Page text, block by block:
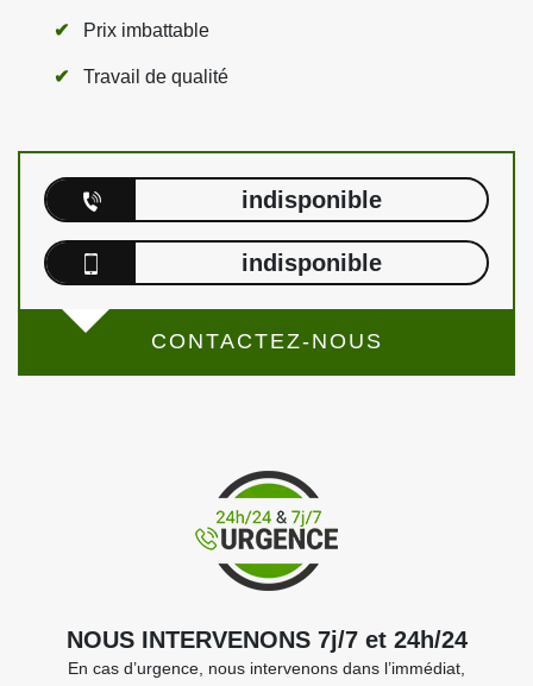
Prix imbattable
Travail de qualité
indisponible
indisponible
CONTACTEZ-NOUS
NOUS INTERVENONS 7j/7 et 24h/24
En cas d’urgence, nous intervenons dans l’immédiat,